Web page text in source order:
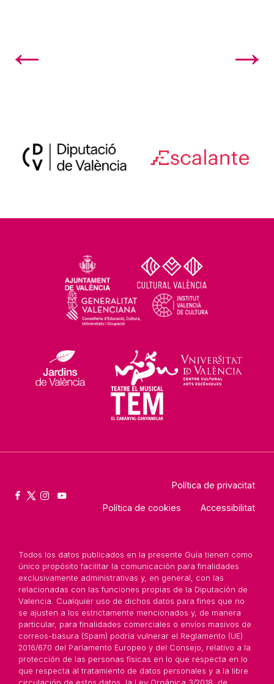
←
32 NP. Una aventura urbana amb dansa, semàfors i ... →
Política de privacitat
Política de cookies Accessibilitat
Todos los datos publicados en la presente Guía tienen como
único propósito facilitar la comunicación para finalidades
exclusivamente administrativas y, en general, con las
relacionadas con las funciones propias de la Diputación de
Valencia. Cualquier uso de dichos datos para fines que no
se ajusten a los estrictamente mencionados y, de manera
particular, para finalidades comerciales o envíos masivos de
correos-basura (Spam) podría vulnerar el Reglamento (UE)
2016/670 del Parlamento Europeo y del Consejo, relativo a la
protección de las personas físicas en lo que respecta en lo
que respecta al tratamiento de datos personales y a la libre